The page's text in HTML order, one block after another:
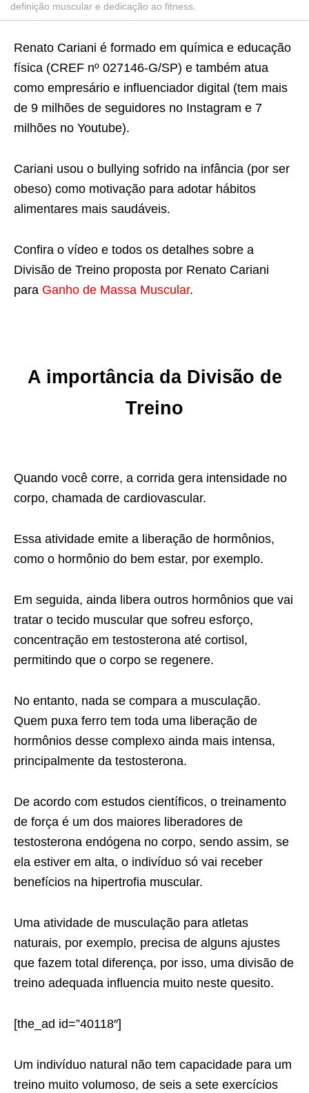
definição muscular e dedicação ao fitness.
Renato Cariani é formado em química e educação
física (CREF nº 027146-G/SP) e também atua
como empresário e influenciador digital (tem mais
de 9 milhões de seguidores no Instagram e 7
milhões no Youtube).
Cariani usou o bullying sofrido na infância (por ser
obeso) como motivação para adotar hábitos
alimentares mais saudáveis.
Confira o vídeo e todos os detalhes sobre a
Divisão de Treino proposta por Renato Cariani
para Ganho de Massa Muscular.
A importância da Divisão de
Treino
Quando você corre, a corrida gera intensidade no
corpo, chamada de cardiovascular.
Essa atividade emite a liberação de hormônios,
como o hormônio do bem estar, por exemplo.
Em seguida, ainda libera outros hormônios que vai
tratar o tecido muscular que sofreu esforço,
concentração em testosterona até cortisol,
permitindo que o corpo se regenere.
No entanto, nada se compara a musculação.
Quem puxa ferro tem toda uma liberação de
hormônios desse complexo ainda mais intensa,
principalmente da testosterona.
De acordo com estudos científicos, o treinamento
de força é um dos maiores liberadores de
testosterona endógena no corpo, sendo assim, se
ela estiver em alta, o indivíduo só vai receber
benefícios na hipertrofia muscular.
Uma atividade de musculação para atletas
naturais, por exemplo, precisa de alguns ajustes
que fazem total diferença, por isso, uma divisão de
treino adequada influencia muito neste quesito.
[the_ad id=”40118″]
Um indivíduo natural não tem capacidade para um
treino muito volumoso, de seis a sete exercícios